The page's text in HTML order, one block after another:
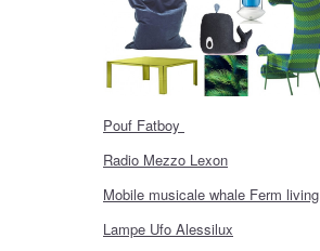
Pouf Fatboy
Radio Mezzo Lexon
Mobile musicale whale Ferm living
Lampe Ufo Alessilux